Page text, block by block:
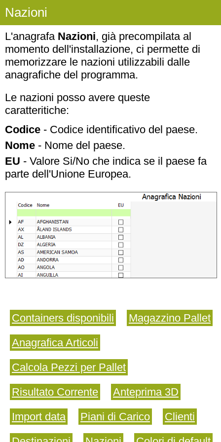
Nazioni
L'anagrafa Nazioni, già precompilata al
momento dell'installazione, ci permette di
memorizzare le nazioni utilizzabili dalle
anagrafiche del programma.
Le nazioni posso avere queste
caratteritiche:
Codice - Codice identificativo del paese.
Nome - Nome del paese.
EU - Valore Si/No che indica se il paese fa
parte dell'Unione Europea.
Containers disponibili
Magazzino Pallet
Anagrafica Articoli
Calcola Pezzi per Pallet
Risultato Corrente
Anteprima 3D
Import data
Piani di Carico
Clienti